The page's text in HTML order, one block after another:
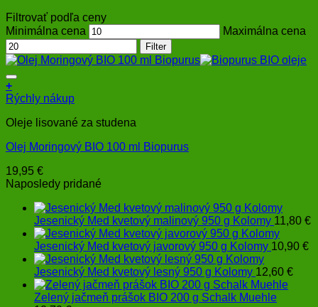
Filtrovať podľa ceny
Minimálna cena
Maximálna cena
Filter
+
Rýchly nákup
Oleje lisované za studena
Olej Moringový BIO 100 ml Biopurus
19,95 €
Naposledy pridané
Jesenický Med kvetový malinový 950 g Kolomy 11,80 €
Jesenický Med kvetový javorový 950 g Kolomy 10,90 €
Jesenický Med kvetový lesný 950 g Kolomy 12,60 €
Zelený jačmeň prášok BIO 200 g Schalk Muehle